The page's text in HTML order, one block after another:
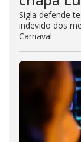
Sigla defende
indevido dos
Carnaval